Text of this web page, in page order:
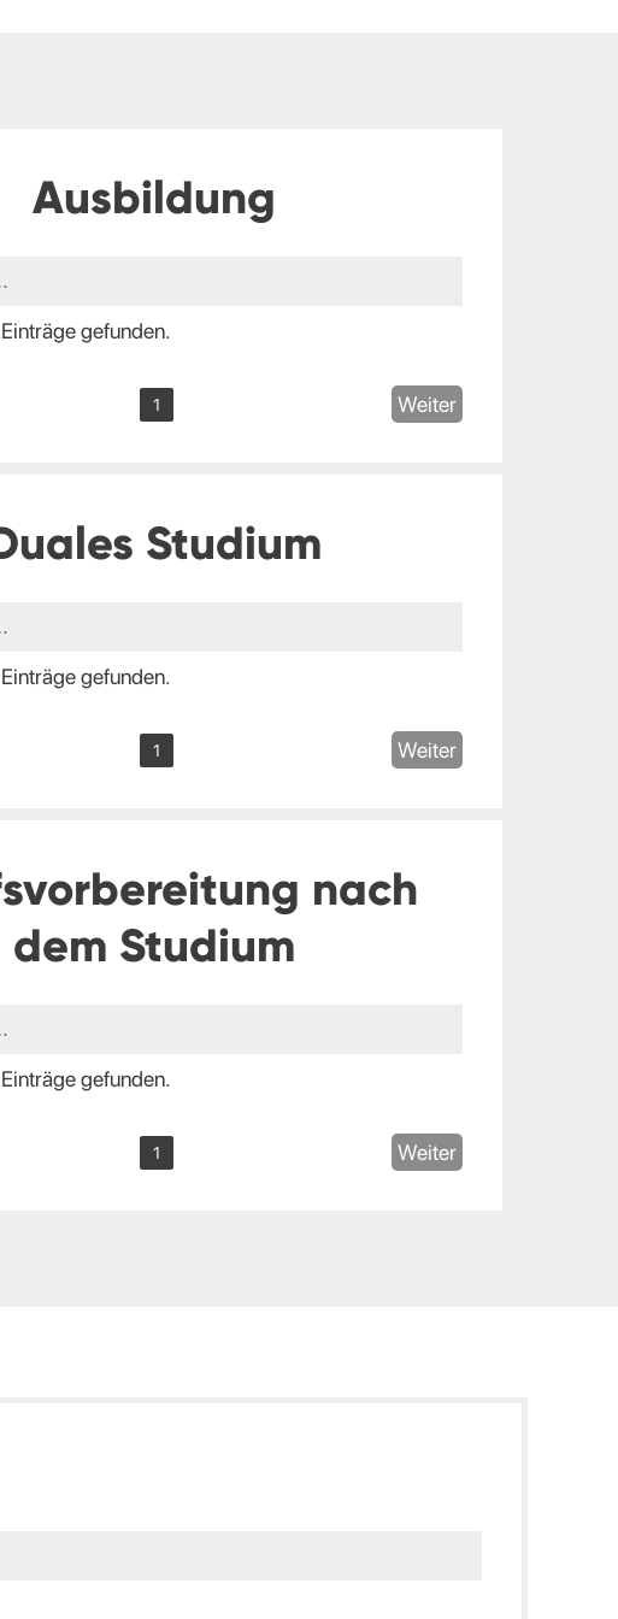
Ausbildung
gefunden.
1 Weiter
Studium
gefunden.
1 Weiter
nach
dem Studium
gefunden.
1 Weiter